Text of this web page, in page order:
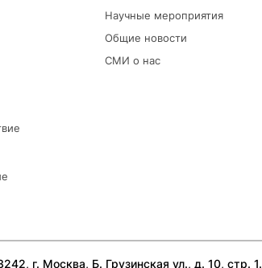
Научные мероприятия
Общие новости
СМИ о нас
г. Москва, Б. Грузинская ул., д. 10, стр. 1.